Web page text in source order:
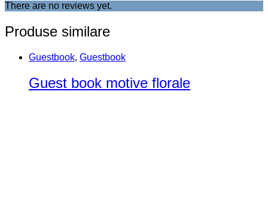
There are no reviews yet.
Produse similare
Guestbook, Guestbook
Guest book motive florale